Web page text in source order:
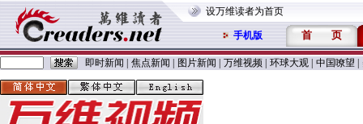
设万维读者为首页
手机版 首 页
即时新闻 焦点新闻 图片新闻 万维视频 环球大观 中国嘹望